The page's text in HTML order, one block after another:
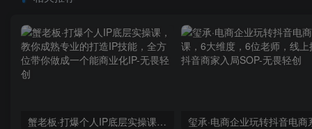
蟹老板·打爆个人IP底层实操课，教你成熟专业的打造IP技能，全方位带你做成一个能商业化IP